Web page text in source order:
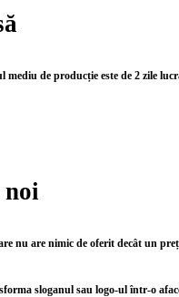
de producție este de 2 zile
nu are nimic de oferit decât un
sloganul sau logo-ul într-o